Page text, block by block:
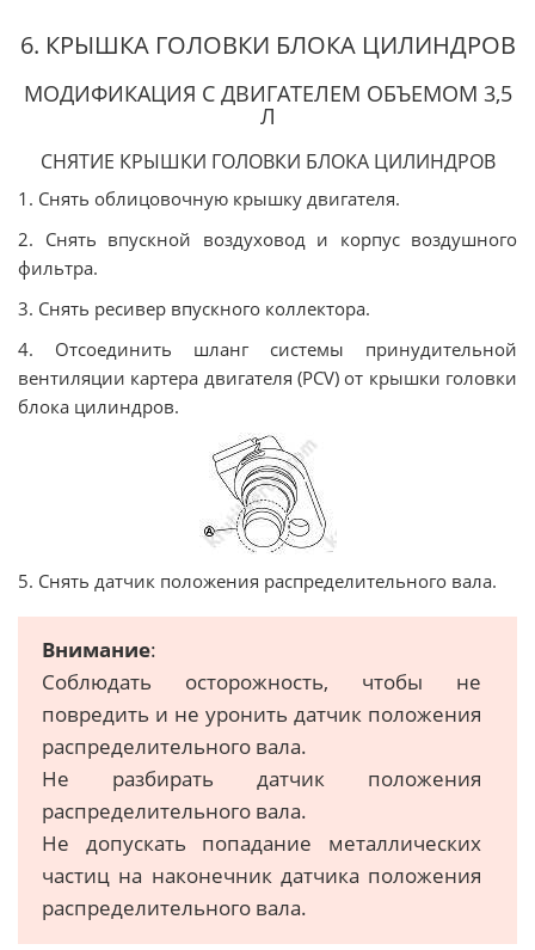
6. КРЫШКА ГОЛОВКИ БЛОКА ЦИЛИНДРОВ
МОДИФИКАЦИЯ С ДВИГАТЕЛЕМ ОБЪЕМОМ 3,5
Л
СНЯТИЕ КРЫШКИ ГОЛОВКИ БЛОКА ЦИЛИНДРОВ
1. Снять облицовочную крышку двигателя.
2. Снять впускной воздуховод и корпус воздушного
фильтра.
3. Снять ресивер впускного коллектора.
4. Отсоединить шланг системы принудительной
вентиляции картера двигателя (PCV) от крышки головки
блока цилиндров.
5. Снять датчик положения распределительного вала.
Внимание:
Соблюдать осторожность, чтобы не
повредить и не уронить датчик положения
распределительного вала.
Не разбирать датчик положения
распределительного вала.
Не допускать попадание металлических
частиц на наконечник датчика положения
распределительного вала.